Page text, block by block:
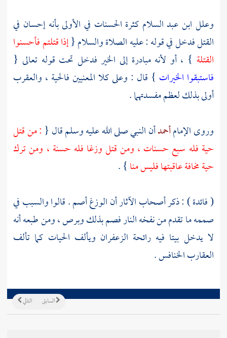
وعلل ابن عبد السلام كثرة الحسنات في الأولى بأنه إحسان في
القتل فدخل في قوله : عليه الصلاة والسلام {إذا قتلتم فأحسنوا
القتلة } ، أو لأنه مبادرة إلى الخير فدخل تحت قوله تعالى {
فاستبقوا الخيرات } قال : وعلى كلا المعنيين فالحية ، والعقرب
أولى بذلك لعظم مفسدتهما .
وروى الإمامأحمدأن النبي صلى الله عليه وسلم قال { : من قتل
حية فله سبع حسنات ، ومن قتل وزغا فله حسنة ، ومن ترك
حية مخافة عاقبتها فليس منا} .
( فائدة ) : ذكر أصحاب الآثار أن الوزغ أصم . قالوا والسبب في
صممه ما تقدم من نفخه النار فصم بذلك وبرص ، ومن طبعه أنه
لا يدخل بيتا فيه رائحة الزعفران ويألف الحيات كما تألف
العقارب الخنافس .
التالي السابق